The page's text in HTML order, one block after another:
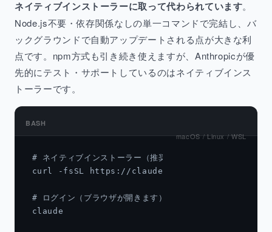
ネイティブインストーラーに取って代わられています。
Node.js不要・依存関係なしの単一コマンドで完結し、バ
ックグラウンドで自動アップデートされる点が大きな利
点です。npm方式も引き続き使えますが、Anthropicが優
先的にテスト・サポートしているのはネイティブインス
トーラーです。
BASH
macOS / Linux / WSL
# ネイティブインストーラー（推奨・Node.js不要）
curl -fsSL https://claude.ai/install.sh |
# ログイン（ブラウザが開きます）
claude